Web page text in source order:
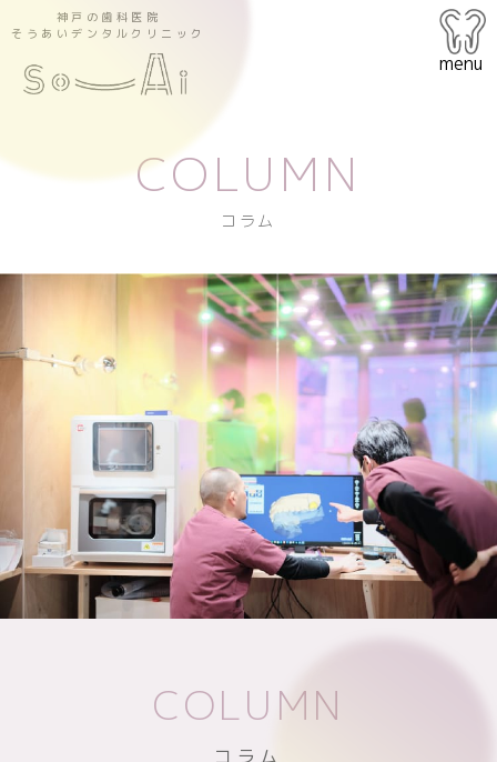
神戸の歯科医院
そうあいデンタルクリニック
menu
COLUMN
コラム
COLUMN
コラム